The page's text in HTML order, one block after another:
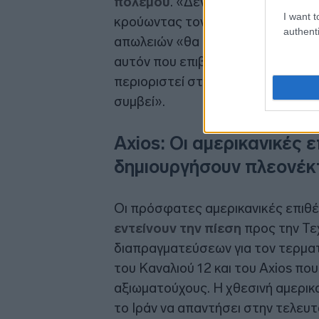
I want
κρούωντας τον κώδωνα του
απωλειών «θα αυξηθεί» και
αυτόν που επιβεβαιώνει ο
περιοριστεί στην περιοχή»,
συμβεί».
Axios: Οι αμερικανικές
δημιουργήσουν
Οι πρόσφατες αμερικανικές
εντείνουν την πίεση προς την
διαπραγματεύσεων για τον
του Καναλιού 12 και του Axios
αξιωματούχους. Η χθεσινή
το Ιράν να απαντήσει στην